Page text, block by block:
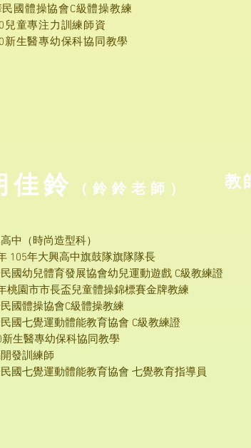
民國體操協會C級體操教練
兒童專注力訓練師資
新生醫專幼保科協同教學
中（時尚造型科）
105年大興高中旗鼓隊旗隊隊長
民國幼兒體育發展協會幼兒運動遊戲 C級教練證
桃園市市長盃兒童體操錦標賽金牌教練
民國體操協會C級體操教練
民國七覺運動體能教育協會 C級教練證
新生醫專幼保科協同教學
開發訓練師
民國七覺運動體能教育協會 七覺教育指導員
教
佳鈴 （鈴鈴 老 師）